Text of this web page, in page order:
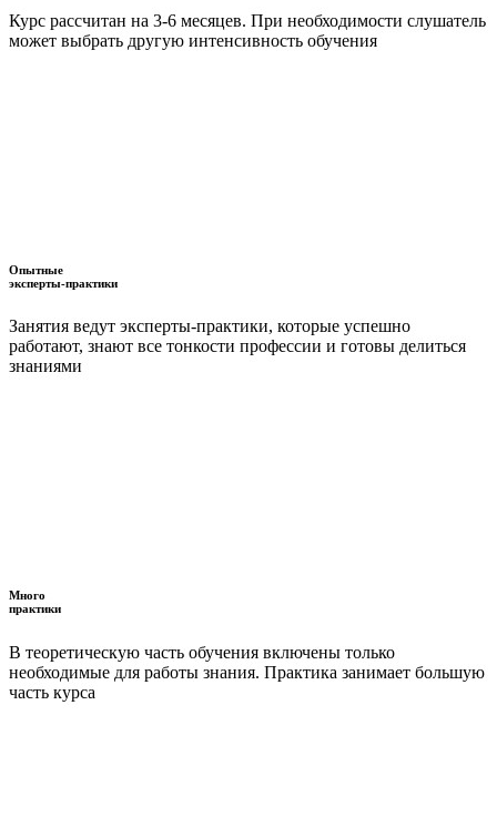
Курс рассчитан на 3-6 месяцев. При необходимости слушатель
может выбрать другую интенсивность обучения
Опытные
эксперты-практики
Занятия ведут эксперты-практики, которые успешно
работают, знают все тонкости профессии и готовы делиться
знаниями
Много
практики
В теоретическую часть обучения включены только
необходимые для работы знания. Практика занимает большую
часть курса